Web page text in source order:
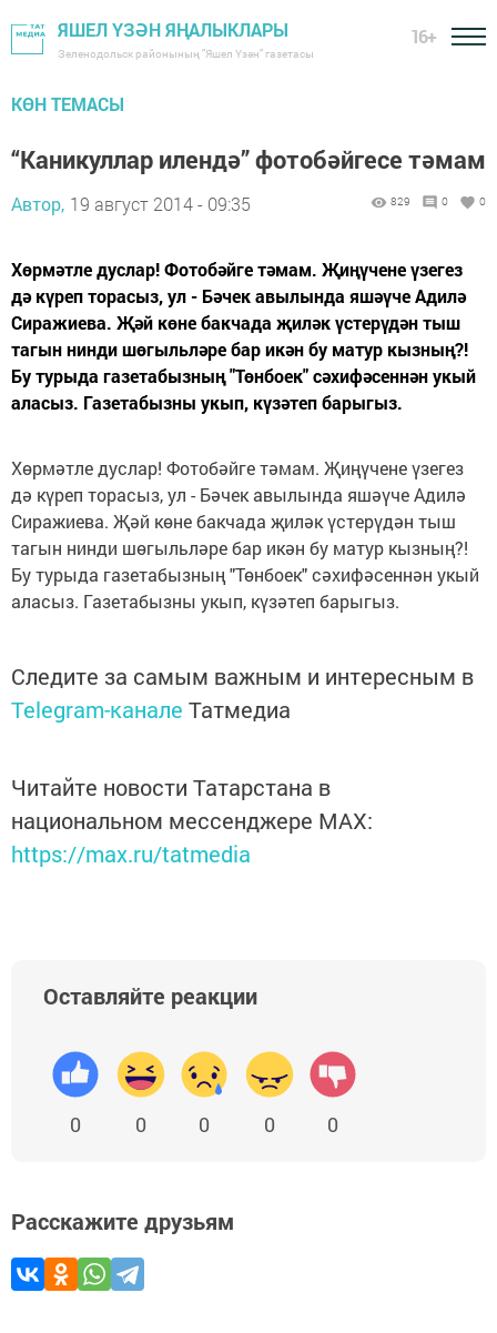
ЯШЕЛ ҮЗӘН ЯҢАЛЫКЛАРЫ
Зеленодольск районының "Яшел Үзән" газетасы
16+
КӨН ТЕМАСЫ
“Каникуллар илендә” фотобәйгесе тәмам
Автор, 19 август 2014 - 09:35 829 0 0
Хөрмәтле дуслар! Фотобәйге тәмам. Җиңүчене үзегез
дә күреп торасыз, ул - Бәчек авылында яшәүче Адилә
Сиражиева. Җәй көне бакчада җиләк үстерүдән тыш
тагын нинди шөгыльләре бар икән бу матур кызның?!
Бу турыда газетабызның "Төнбоек" сәхифәсеннән укый
аласыз. Газетабызны укып, күзәтеп барыгыз.
Хөрмәтле дуслар! Фотобәйге тәмам. Җиңүчене үзегез
дә күреп торасыз, ул - Бәчек авылында яшәүче Адилә
Сиражиева. Җәй көне бакчада җиләк үстерүдән тыш
тагын нинди шөгыльләре бар икән бу матур кызның?!
Бу турыда газетабызның "Төнбоек" сәхифәсеннән укый
аласыз. Газетабызны укып, күзәтеп барыгыз.
Следите за самым важным и интересным в
Telegram-канале Татмедиа
Читайте новости Татарстана в
национальном мессенджере MАХ:
https://max.ru/tatmedia
Оставляйте реакции
0 0 0 0 0
Расскажите друзьям